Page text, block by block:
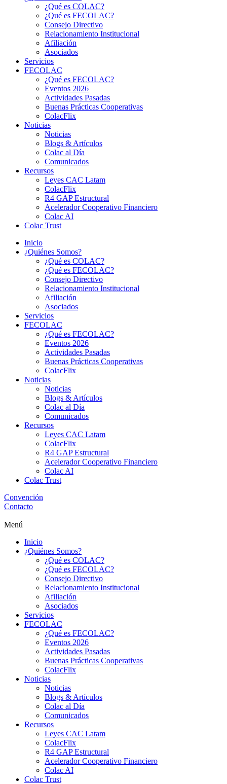
¿Qué es COLAC?
¿Qué es FECOLAC?
Consejo Directivo
Relacionamiento Institucional
Afiliación
Asociados
Servicios
FECOLAC
¿Qué es FECOLAC?
Eventos 2026
Actividades Pasadas
Buenas Prácticas Cooperativas
ColacFlix
Noticias
Noticias
Blogs & Artículos
Colac al Día
Comunicados
Recursos
Leyes CAC Latam
ColacFlix
R4 GAP Estructural
Acelerador Cooperativo Financiero
Colac AI
Colac Trust
Inicio
¿Quiénes Somos?
¿Qué es COLAC?
¿Qué es FECOLAC?
Consejo Directivo
Relacionamiento Institucional
Afiliación
Asociados
Servicios
FECOLAC
¿Qué es FECOLAC?
Eventos 2026
Actividades Pasadas
Buenas Prácticas Cooperativas
ColacFlix
Noticias
Noticias
Blogs & Artículos
Colac al Día
Comunicados
Recursos
Leyes CAC Latam
ColacFlix
R4 GAP Estructural
Acelerador Cooperativo Financiero
Colac AI
Colac Trust
Convención
Contacto
Menú
Inicio
¿Quiénes Somos?
¿Qué es COLAC?
¿Qué es FECOLAC?
Consejo Directivo
Relacionamiento Institucional
Afiliación
Asociados
Servicios
FECOLAC
¿Qué es FECOLAC?
Eventos 2026
Actividades Pasadas
Buenas Prácticas Cooperativas
ColacFlix
Noticias
Noticias
Blogs & Artículos
Colac al Día
Comunicados
Recursos
Leyes CAC Latam
ColacFlix
R4 GAP Estructural
Acelerador Cooperativo Financiero
Colac AI
Colac Trust